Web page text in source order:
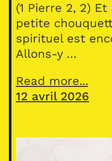
(1 Pierre 2, 2) Et
petite
spirituel est
Allons-y …
Read more...
12 avril 2026